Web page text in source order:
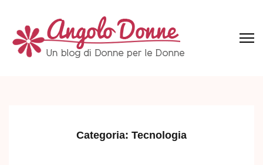
content
(Press
Categoria: Tecnologia